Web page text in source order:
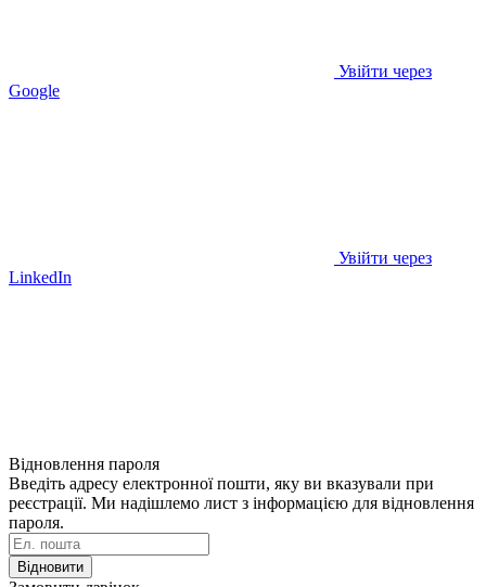
Увійти через
Google
Увійти через
LinkedIn
Відновлення пароля
Введіть адресу електронної пошти, яку ви вказували при
реєстрації. Ми надішлемо лист з інформацією для відновлення
пароля.
Відновити